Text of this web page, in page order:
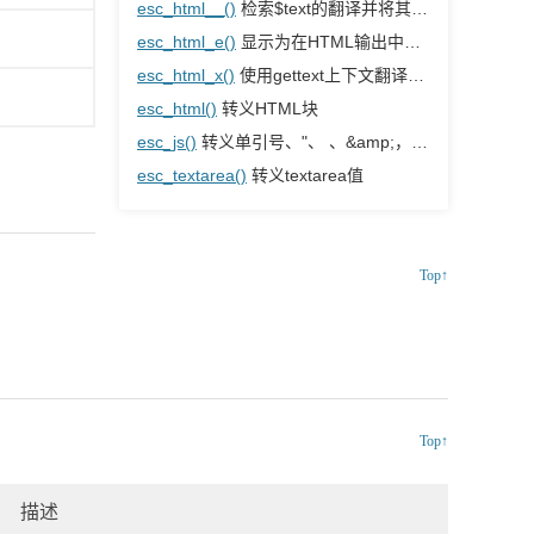
esc_html__() 检索$text的翻译并将其转义，以便在HTML输出中安全使用。
esc_html_e() 显示为在HTML输出中安全使用而转义的翻译文本。
esc_html_x() 使用gettext上下文翻译字符串，并将其转义，以便在HTML输出中安全使用
esc_html() 转义HTML块
esc_js() 转义单引号、"、 、&amp;，并修复行尾。
esc_textarea() 转义textarea值
Top↑
Top↑
描述